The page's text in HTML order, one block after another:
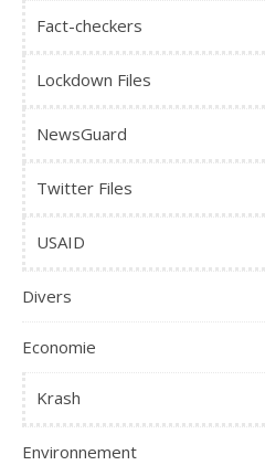
Fact-checkers
Lockdown Files
NewsGuard
Twitter Files
USAID
Divers
Economie
Krash
Environnement